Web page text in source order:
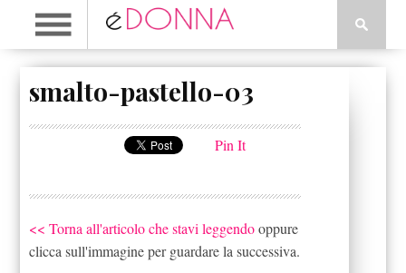
smalto-pastello-03
Pin It
<< Torna all'articolo che stavi leggendooppure
clicca sull'immagine per guardare la successiva.